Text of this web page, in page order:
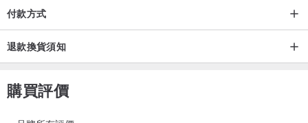
建議您找一條棉線，把您要配戴的手指
圍起來，再用直尺量測
選購戒指時，您只要選擇大於您手指圓周長度的戒指尺寸即可。
付款方式
退款換貨須知
購買評價